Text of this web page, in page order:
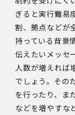
ぎると実行難易
割、拠点などが
持っている背景
伝えたいメッセ
人数が増えれば
でしょう。その
を行ったり、ま
などを増やすな